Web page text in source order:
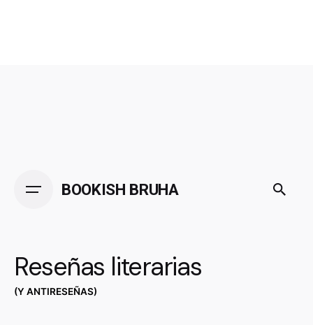
BOOKISH BRUHA
Reseñas literarias
(Y ANTIRESEÑAS)